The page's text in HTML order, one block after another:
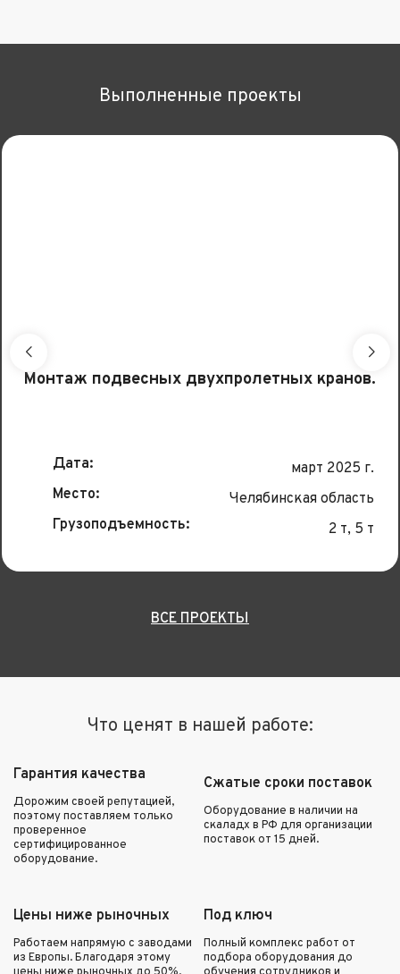
Выполненные проекты
Монтаж подвесных двухпролетных кранов.
Дата:
март 2025 г.
Место:
Челябинская область
Грузоподъемность:
2 т, 5 т
ВСЕ ПРОЕКТЫ
Что ценят в нашей работе:
Гарантия качества
Дорожим своей репутацией,
поэтому поставляем только
проверенное
сертифицированное
оборудование.
Сжатые сроки поставок
Оборудование в наличии на
скаладх в РФ для организации
поставок от 15 дней.
Цены ниже рыночных
Работаем напрямую с заводами
из Европы. Благодаря этому
Под ключ
Полный комплекс работ от
подбора оборудования до